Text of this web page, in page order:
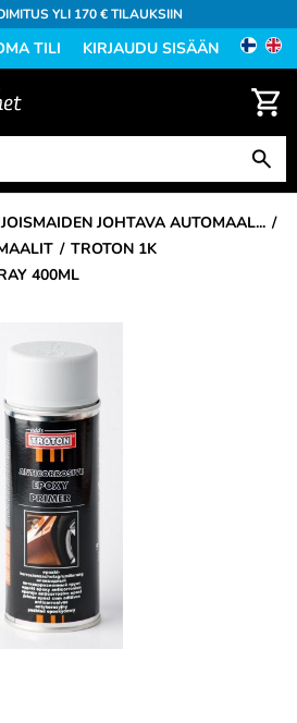
YLI 170 € TILAUKSIIN
TILI KIRJAUDU SISÄÄN
JOHTAVA AUTOMAAL...
TROTON 1K
400ML